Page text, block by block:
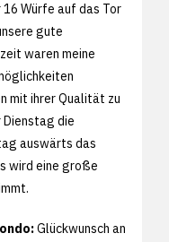
Würfe auf das Tor
gute
waren meine
mit ihrer Qualität zu
Dienstag die
auswärts das
wird eine große
Glückwunsch an